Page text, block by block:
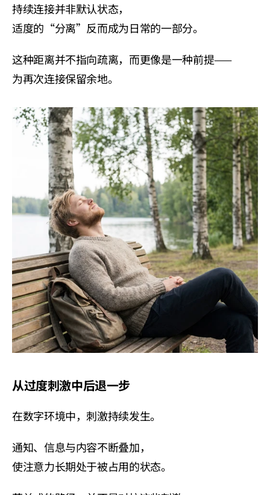
持续连接并非默认状态，
适度的“分离”反而成为日常的一部分。
这种距离并不指向疏离，而更像是一种前提——
为再次连接保留余地。
从过度刺激中后退一步
在数字环境中，刺激持续发生。
通知、信息与内容不断叠加，
使注意力长期处于被占用的状态。